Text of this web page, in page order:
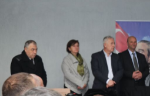
DIĞER